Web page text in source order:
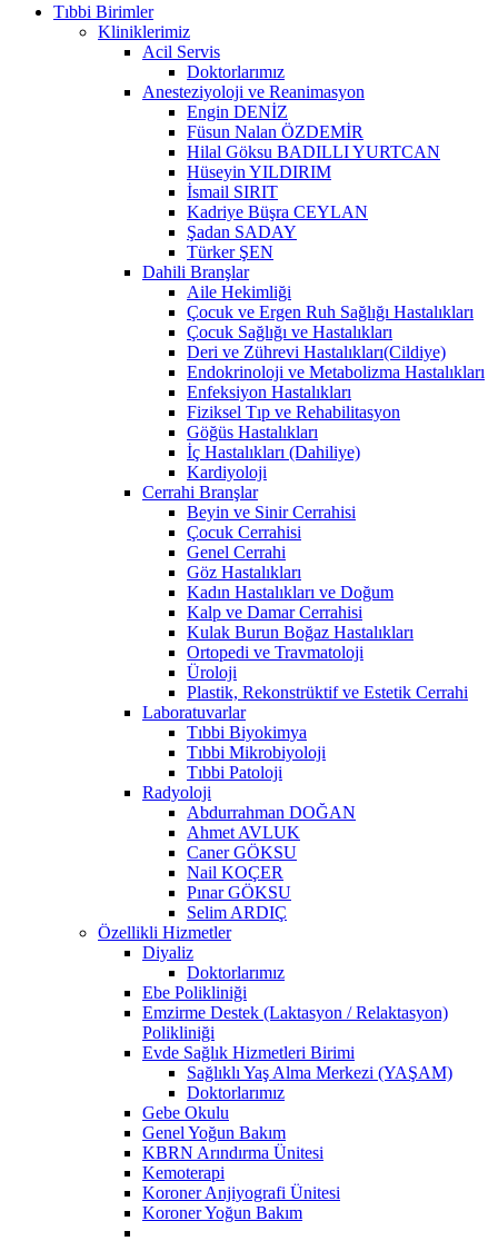
Tıbbi Birimler
Kliniklerimiz
Acil Servis
Doktorlarımız
Anesteziyoloji ve Reanimasyon
Engin DENİZ
Füsun Nalan ÖZDEMİR
Hilal Göksu BADILLI YURTCAN
Hüseyin YILDIRIM
İsmail SIRIT
Kadriye Büşra CEYLAN
Şadan SADAY
Türker ŞEN
Dahili Branşlar
Aile Hekimliği
Çocuk ve Ergen Ruh Sağlığı Hastalıkları
Çocuk Sağlığı ve Hastalıkları
Deri ve Zührevi Hastalıkları(Cildiye)
Endokrinoloji ve Metabolizma Hastalıkları
Enfeksiyon Hastalıkları
Fiziksel Tıp ve Rehabilitasyon
Göğüs Hastalıkları
İç Hastalıkları (Dahiliye)
Kardiyoloji
Cerrahi Branşlar
Beyin ve Sinir Cerrahisi
Çocuk Cerrahisi
Genel Cerrahi
Göz Hastalıkları
Kadın Hastalıkları ve Doğum
Kalp ve Damar Cerrahisi
Kulak Burun Boğaz Hastalıkları
Ortopedi ve Travmatoloji
Üroloji
Plastik, Rekonstrüktif ve Estetik Cerrahi
Laboratuvarlar
Tıbbi Biyokimya
Tıbbi Mikrobiyoloji
Tıbbi Patoloji
Radyoloji
Abdurrahman DOĞAN
Ahmet AVLUK
Caner GÖKSU
Nail KOÇER
Pınar GÖKSU
Selim ARDIÇ
Özellikli Hizmetler
Diyaliz
Doktorlarımız
Ebe Polikliniği
Emzirme Destek (Laktasyon / Relaktasyon)
Polikliniği
Evde Sağlık Hizmetleri Birimi
Sağlıklı Yaş Alma Merkezi (YAŞAM)
Doktorlarımız
Gebe Okulu
Genel Yoğun Bakım
KBRN Arındırma Ünitesi
Kemoterapi
Koroner Anjiyografi Ünitesi
Koroner Yoğun Bakım